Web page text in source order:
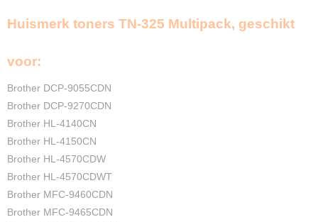
6000 pagina's
3500 pagina's
Geel
3500 pagina's
Merk
Verzendmethode
Pakketpost
Garantie
2 Jaar
Huismerk toners TN-325 Multipack, geschikt
voor:
Brother DCP-9055CDN
Brother DCP-9270CDN
Brother HL-4140CN
Brother HL-4150CN
Brother HL-4570CDW
Brother HL-4570CDWT
Brother MFC-9460CDN
Brother MFC-9465CDN